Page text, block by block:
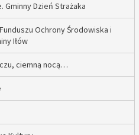
Gminny Dzień Strażaka
Ochrony Środowiska i
Iłów
ciemną nocą…